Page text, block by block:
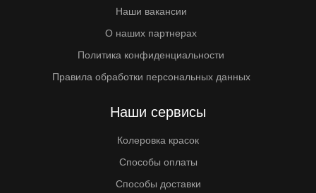
Наши вакансии
О наших партнерах
Политика конфиденциальности
Правила обработки персональных данных
Наши сервисы
Колеровка красок
Способы оплаты
Способы доставки